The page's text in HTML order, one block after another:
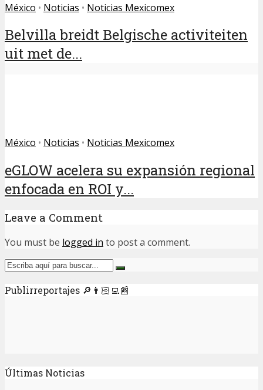
México • Noticias • Noticias Mexicomex
Belvilla breidt Belgische activiteiten
uit met de...
México • Noticias • Noticias Mexicomex
eGLOW acelera su expansión regional
enfocada en ROI y...
Leave a Comment
You must be logged in to post a comment.
Publirreportajes 🔎👨🏻‍💻📰
Últimas Noticias